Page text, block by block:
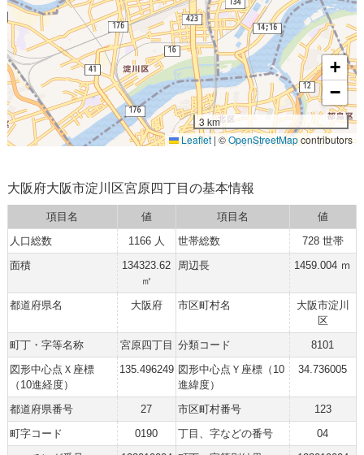
+
−
3 km
Leaflet | ©OpenStreetMapcontributors
大阪府大阪市淀川区宮原四丁目の基本情報
項目名 値 項目名
値
人口総数
1166 人 世帯総数
728 世帯
面積
134323.62
㎡
周辺長 1459.004 ｍ
都道府県名 大阪府 市区町村名
大阪市淀川
区
町丁・字等名称
宮原四丁目 分類コード
8101
図形中心点Ｘ座標
（10進経度）
135.496249 図形中心点Ｙ座標（10
進緯度）
34.736005
都道府県番号 27 市区町村番号
123
町字コード
0190 丁目、字などの番号
04